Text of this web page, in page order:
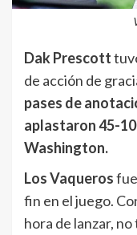
Dak Prescott
de acción de
pases de
aplastaron 45-
Washington.
Los Vaqueros
fin en el juego.
hora de lanzar,